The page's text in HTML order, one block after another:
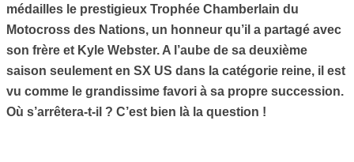
médailles le prestigieux Trophée Chamberlain du
Motocross des Nations, un honneur qu’il a partagé avec
son frère et Kyle Webster. A l’aube de sa deuxième
saison seulement en SX US dans la catégorie reine, il est
vu comme le grandissime favori à sa propre succession.
Où s’arrêtera-t-il ? C’est bien là la question !